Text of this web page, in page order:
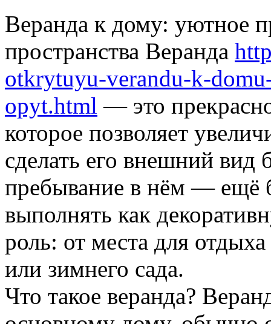
Веранда к дому: уютное
пространства Веранда
otkrytuyu-verandu-k-
opyt.html — это
которое позволяет
сделать его внешний вид
пребывание в нём — ещё
выполнять как
роль: от места для
или зимнего сада.
Что такое веранда?